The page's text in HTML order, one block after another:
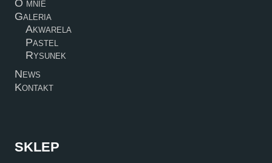
O mnie
Galeria
Akwarela
Pastel
Rysunek
News
Kontakt
SKLEP